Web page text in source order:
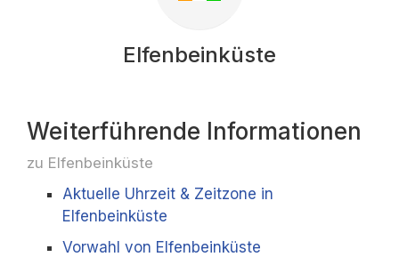
Elfenbeinküste
Weiterführende Informationen
zu Elfenbeinküste
Aktuelle Uhrzeit & Zeitzone in
Elfenbeinküste
Vorwahl von Elfenbeinküste